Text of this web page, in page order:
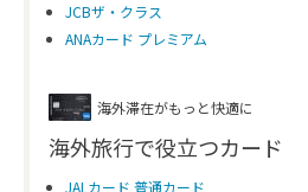
JCBザ・クラス
ANAカード プレミアム
海外滞在がもっと快適に
海外旅行で役立つカード
JALカード 普通カード